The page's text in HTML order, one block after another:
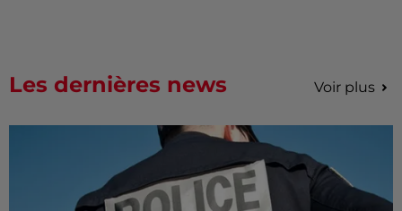
Les dernières news Voir plus